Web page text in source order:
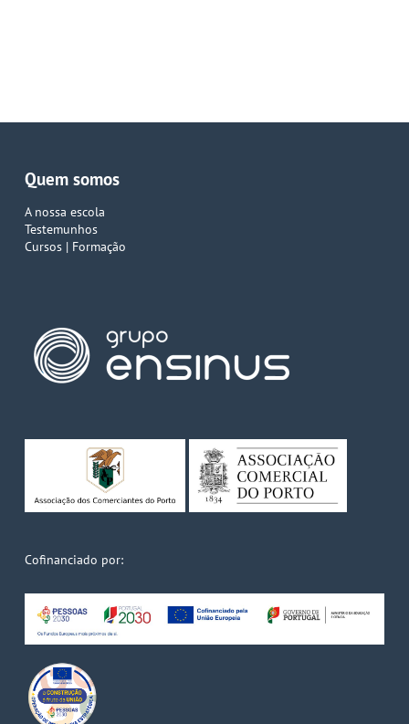
Quem somos
A nossa escola
Testemunhos
Cursos | Formação
Cofinanciado por: